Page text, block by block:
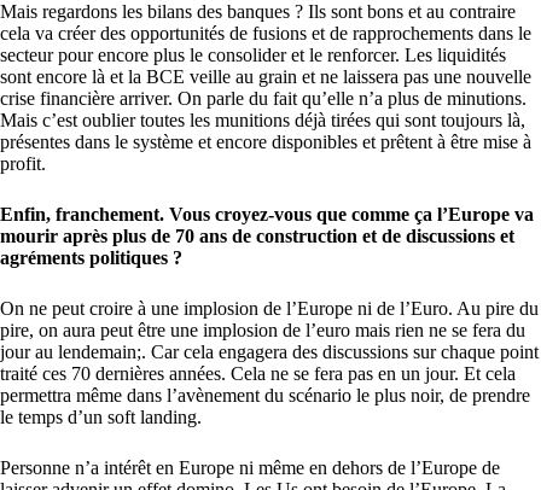
Mais regardons les bilans des banques ? Ils sont bons et au contraire
cela va créer des opportunités de fusions et de rapprochements dans le
secteur pour encore plus le consolider et le renforcer. Les liquidités
sont encore là et la BCE veille au grain et ne laissera pas une nouvelle
crise financière arriver. On parle du fait qu’elle n’a plus de minutions.
Mais c’est oublier toutes les munitions déjà tirées qui sont toujours là,
présentes dans le système et encore disponibles et prêtent à être mise à
profit.
Enfin, franchement. Vous croyez-vous que comme ça l’Europe va
mourir après plus de 70 ans de construction et de discussions et
agréments politiques ?
On ne peut croire à une implosion de l’Europe ni de l’Euro. Au pire du
pire, on aura peut être une implosion de l’euro mais rien ne se fera du
jour au lendemain;. Car cela engagera des discussions sur chaque point
traité ces 70 dernières années. Cela ne se fera pas en un jour. Et cela
permettra même dans l’avènement du scénario le plus noir, de prendre
le temps d’un soft landing.
Personne n’a intérêt en Europe ni même en dehors de l’Europe de